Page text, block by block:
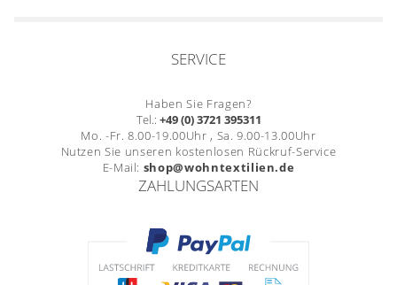
SERVICE
Haben Sie Fragen?
Tel.: +49 (0) 3721 395311
Mo. -Fr. 8.00-19.00Uhr , Sa. 9.00-13.00Uhr
Nutzen Sie unseren kostenlosen Rückruf-Service
E-Mail: shop@wohntextilien.de
ZAHLUNGSARTEN